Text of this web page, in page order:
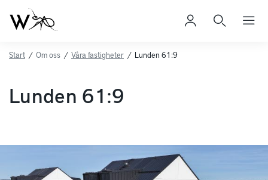
Start / Om oss / Våra fastigheter / Lunden 61:9
Lunden 61:9